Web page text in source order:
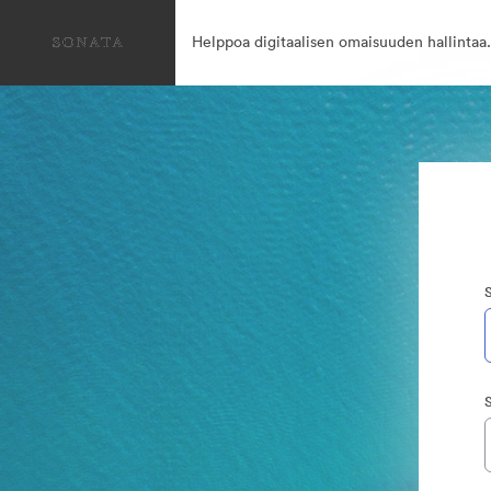
Helppoa digitaalisen omaisuuden hallintaa.